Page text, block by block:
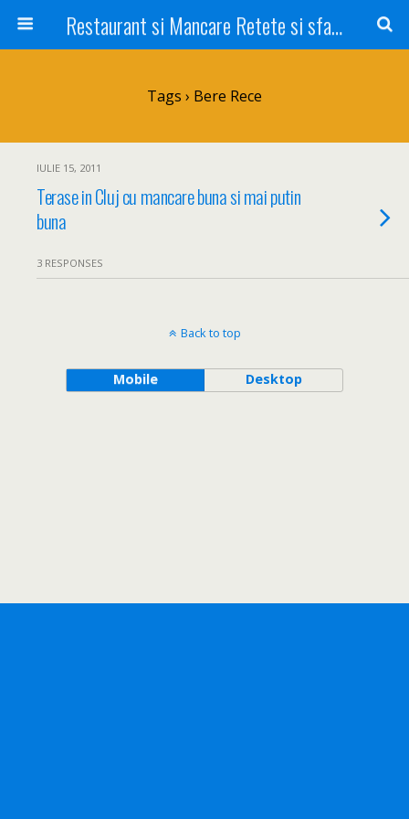
Restaurant si Mancare Retete si sfaturi Picant bun si rapid
Tags › Bere Rece
IULIE 15, 2011
Terase in Cluj cu mancare buna si mai putin
buna
3 RESPONSES
Back to top
Mobile Desktop